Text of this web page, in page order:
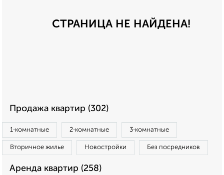
СТРАНИЦА НЕ НАЙДЕНА!
Продажа квартир (302)
1‑комнатные 2‑комнатные 3‑комнатные
Вторичное жилье Новостройки Без посредников
Аренда квартир (258)